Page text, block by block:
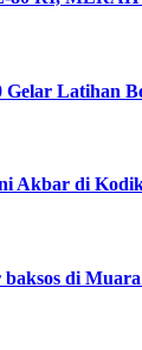
Latihan
Akbar di
di